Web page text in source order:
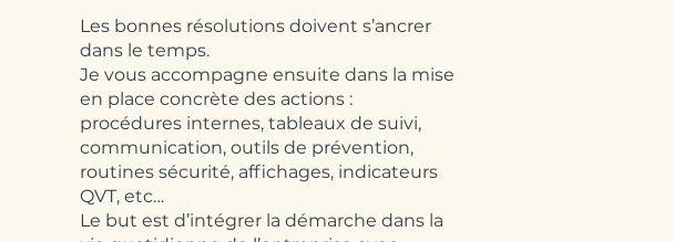
Les bonnes résolutions doivent s’ancrer
dans le temps.
Je vous accompagne ensuite dans la mise
en place concrète des actions :
procédures internes, tableaux de suivi,
communication, outils de prévention,
routines sécurité, affichages, indicateurs
QVT, etc…
Le but est d’intégrer la démarche dans la